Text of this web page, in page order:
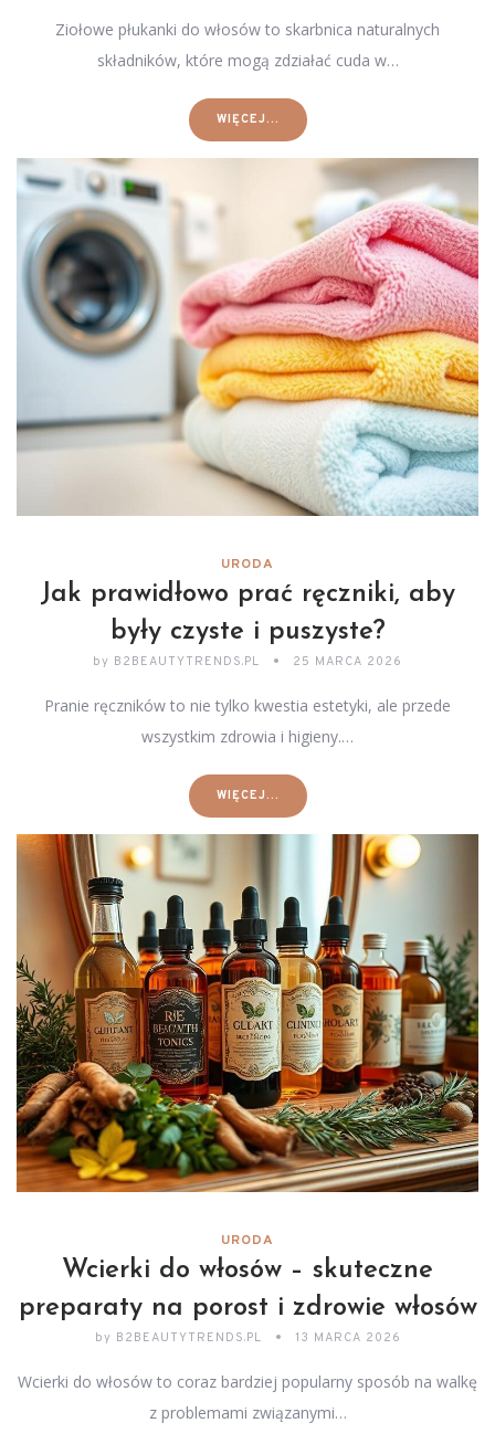
Ziołowe płukanki do włosów to skarbnica naturalnych
składników, które mogą zdziałać cuda w…
WIĘCEJ...
URODA
Jak prawidłowo prać ręczniki, aby
były czyste i puszyste?
by B2BEAUTYTRENDS.PL 25 MARCA 2026
Pranie ręczników to nie tylko kwestia estetyki, ale przede
wszystkim zdrowia i higieny.…
WIĘCEJ...
URODA
Wcierki do włosów – skuteczne
preparaty na porost i zdrowie włosów
by B2BEAUTYTRENDS.PL 13 MARCA 2026
Wcierki do włosów to coraz bardziej popularny sposób na walkę
z problemami związanymi…